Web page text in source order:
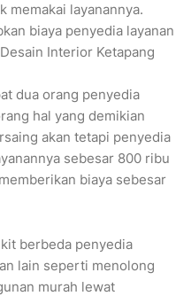
memakai layanannya.
biaya penyedia layanan
Interior Ketapang
dua orang penyedia
hal yang demikian
akan tetapi penyedia
sebesar 800 ribu
biaya sebesar
berbeda penyedia
lain seperti menolong
murah lewat